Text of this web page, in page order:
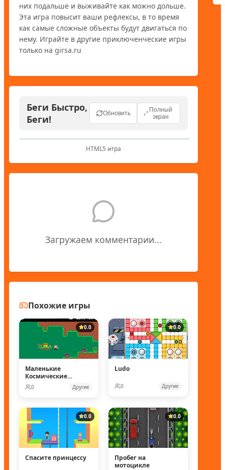
них подальше и выживайте как можно дольше.
Эта игра повысит ваши рефлексы, в то время
как самые сложные объекты будут двигаться по
нему. Играйте в другие приключенческие игры
только на girsa.ru
Беги Быстро,
Беги!
Обновить
Полный
экран
HTML5 игра
Загружаем комментарии...
Похожие игры
0.0
Маленькие
Космические
рейнджеры
0 Другие
0.0
Ludo
0 Другие
0.0
Спасите принцессу
0.0
Пробег на
мотоцикле